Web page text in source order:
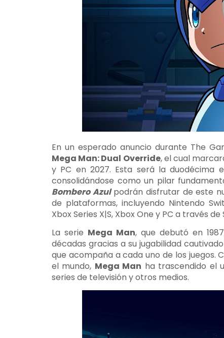
En un esperado anuncio durante The
Mega Man: Dual Override, el cual
y PC en 2027. Esta será la duodécima
consolidándose como un pilar
Bombero Azulpodrán disfrutar de este
de plataformas, incluyendo Nintendo
Xbox Series X|S, Xbox One y PC a través de
La serie Mega Man, que debutó en
décadas gracias a su jugabilidad
que acompaña a cada uno de los juegos.
el mundo, Mega Man ha trascendido el
series de televisión y otros medios.